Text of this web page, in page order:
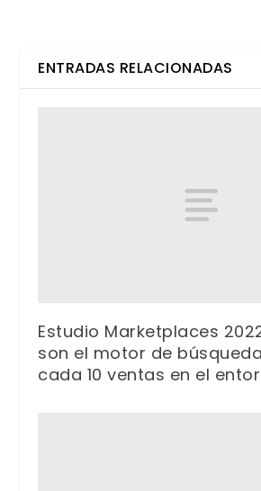
ENTRADAS RELACIONADAS
Estudio Marketplaces
son el motor de
cada 10 ventas en el